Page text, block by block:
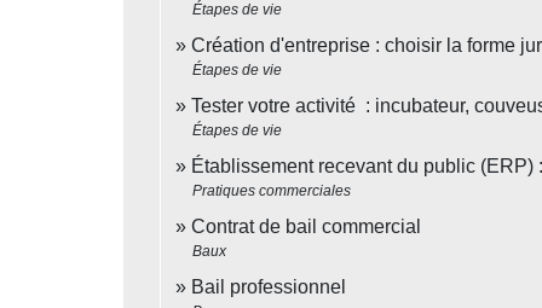
Étapes de vie
Création d'entreprise : choisir la forme
Étapes de vie
Tester votre activité : incubateur,
Étapes de vie
Établissement recevant du public
Pratiques commerciales
Contrat de bail commercial
Baux
Bail professionnel